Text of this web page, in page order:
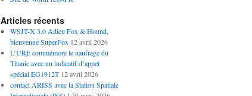
Articles récents
WSJT-X 3.0 Adieu Fox & Hound,
bienvenue SuperFox 12 avril 2026
L’URE commémore le naufrage du
Titanic avec un indicatif d’appel
spécial EG1912T 12 avril 2026
contact ARISS avec la Station Spatiale